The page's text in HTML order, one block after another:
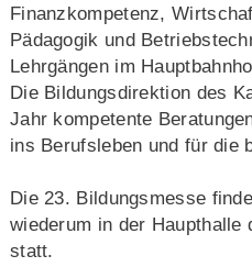
Finanzkompetenz,
Pädagogik und
Lehrgängen im
Die Bildungsdirektion des
Jahr kompetente
ins Berufsleben und für die
Die 23. Bildungsmesse
wiederum in der Haupthalle
statt.